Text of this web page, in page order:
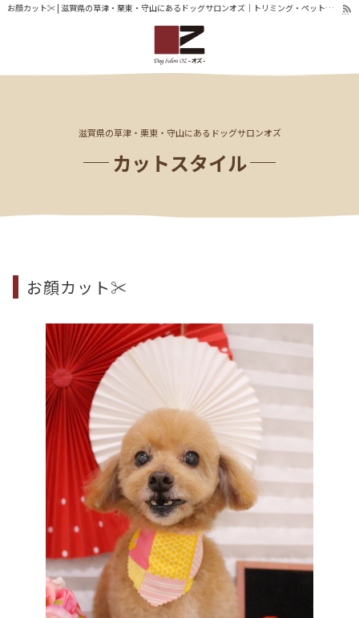
お顔カット✂ | 滋賀県の草津・栗東・守山にあるドッグサロンオズ｜トリミング・ペットホテル
滋賀県の草津・栗東・守山にあるドッグサロンオズ
カットスタイル
お顔カット✂